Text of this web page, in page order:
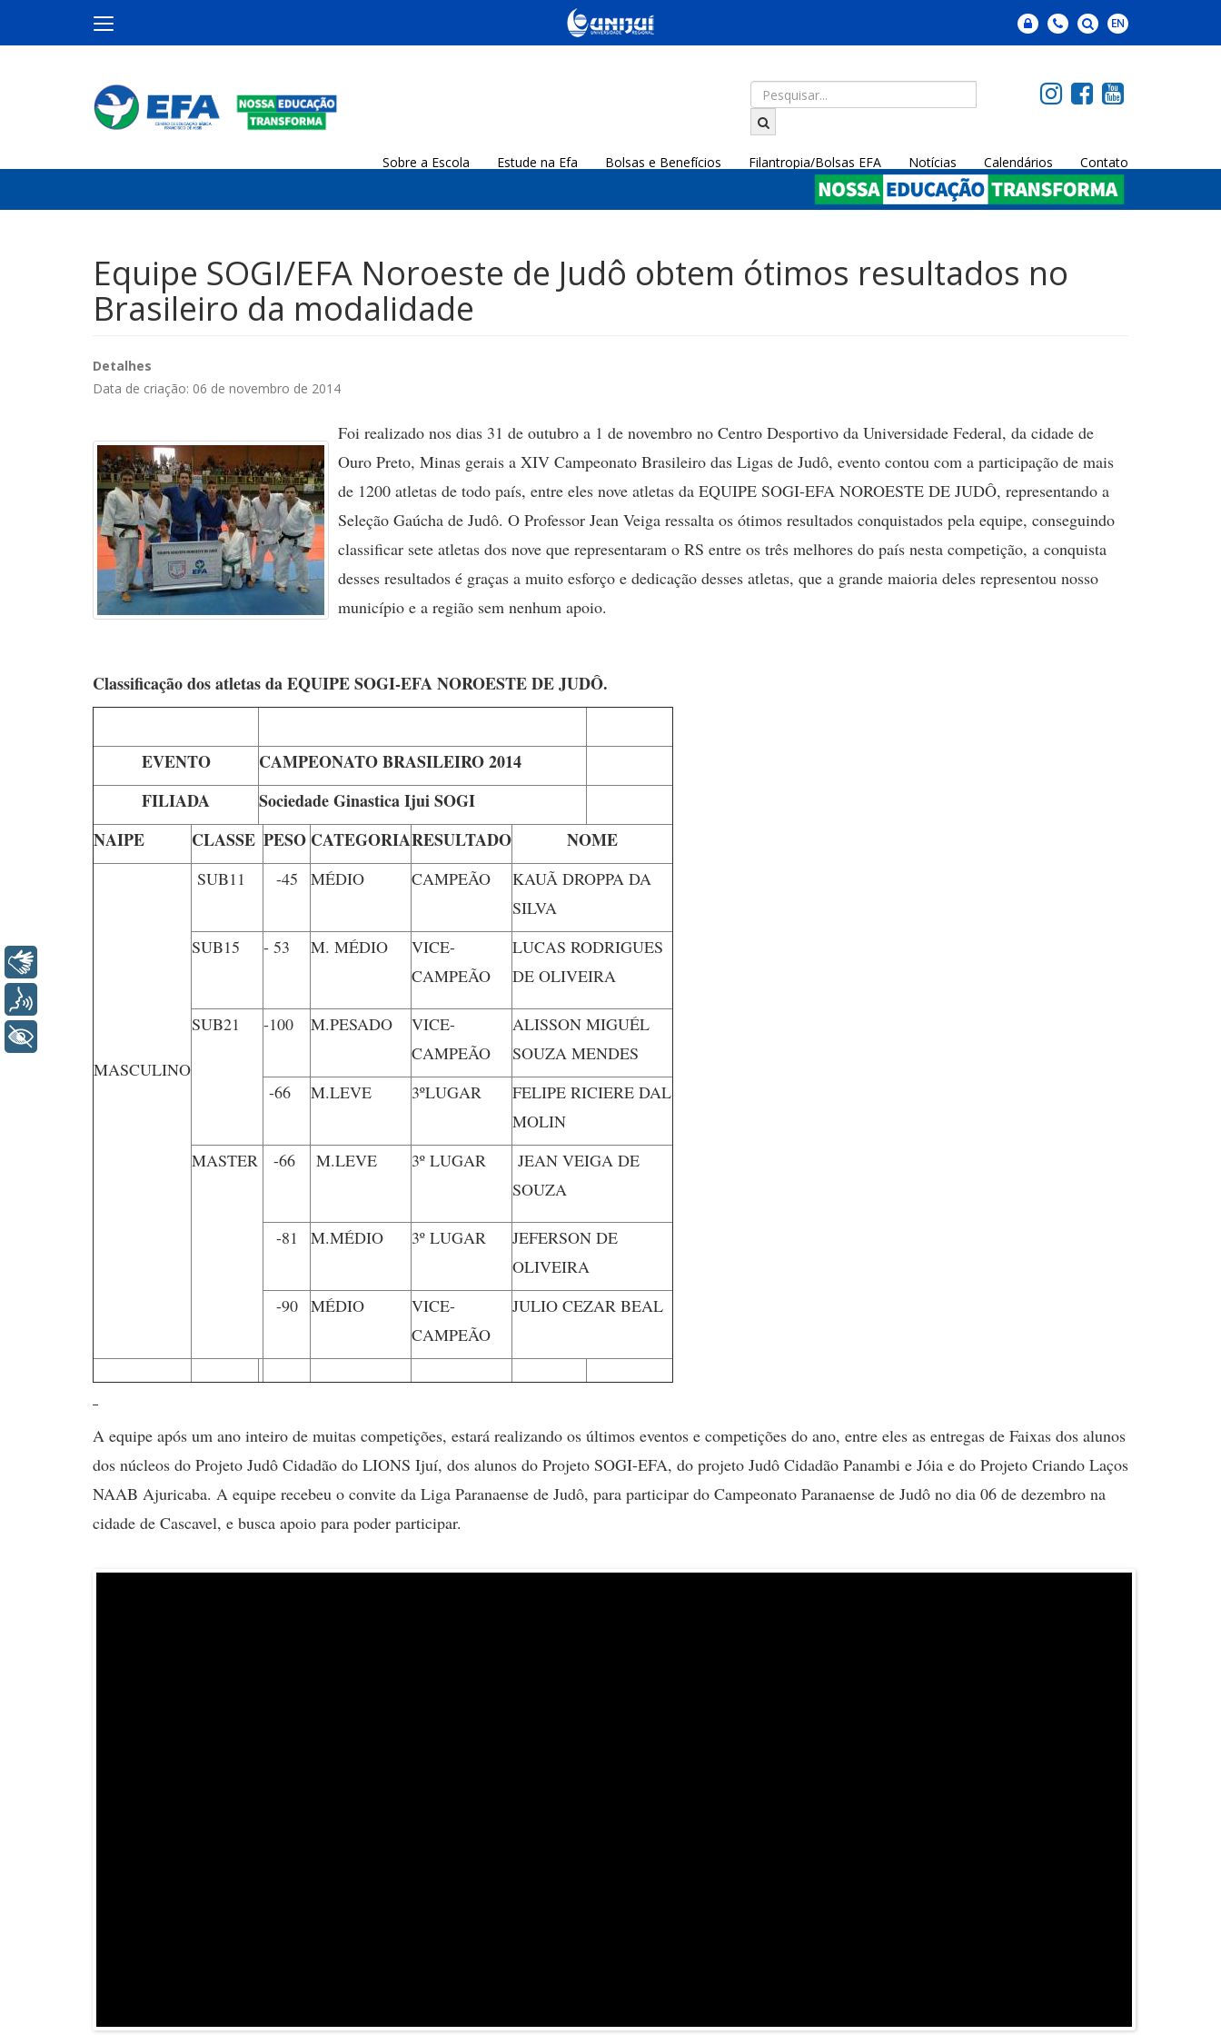
Sobre a Escola Estude na Efa Bolsas e Benefícios Filantropia/Bolsas EFA Notícias Calendários Contato
Equipe SOGI/EFA Noroeste de Judô obtem ótimos resultados no
Brasileiro da modalidade
Detalhes
Data de criação: 06 de novembro de 2014
Foi realizado nos dias 31 de outubro a 1 de novembro no Centro Desportivo da Universidade Federal, da cidade de
Ouro Preto, Minas gerais a XIV Campeonato Brasileiro das Ligas de Judô, evento contou com a participação de mais
de 1200 atletas de todo país, entre eles nove atletas da EQUIPE SOGI-EFA NOROESTE DE JUDÔ, representando a
Seleção Gaúcha de Judô. O Professor Jean Veiga ressalta os ótimos resultados conquistados pela equipe, conseguindo
classificar sete atletas dos nove que representaram o RS entre os três melhores do país nesta competição, a conquista
desses resultados é graças a muito esforço e dedicação desses atletas, que a grande maioria deles representou nosso
município e a região sem nenhum apoio.
Classificação dos atletas da EQUIPE SOGI-EFA NOROESTE DE JUDÔ.
EVENTO
CAMPEONATO BRASILEIRO 2014
FILIADA
Sociedade Ginastica Ijui SOGI
NAIPE
CLASSE PESO CATEGORIARESULTADO NOME
MASCULINO
SUB11 -45 MÉDIO CAMPEÃO
KAUÃ DROPPA DA
SILVA
SUB15
- 53 M. MÉDIO
VICE-
CAMPEÃO
LUCAS RODRIGUES
DE OLIVEIRA
SUB21 -100 M.PESADO
VICE-
CAMPEÃO
ALISSON MIGUÉL
SOUZA MENDES
-66
M.LEVE 3ºLUGAR
FELIPE RICIERE DAL
MOLIN
MASTER
-66 M.LEVE 3º LUGAR
JEAN VEIGA DE
SOUZA
-81 M.MÉDIO 3º LUGAR
JEFERSON DE
OLIVEIRA
-90
MÉDIO
VICE-
CAMPEÃO
JULIO CEZAR BEAL
A equipe após um ano inteiro de muitas competições, estará realizando os últimos eventos e competições do ano, entre eles as entregas de Faixas dos alunos
dos núcleos do Projeto Judô Cidadão do LIONS Ijuí, dos alunos do Projeto SOGI-EFA, do projeto Judô Cidadão Panambi e Jóia e do Projeto Criando Laços
NAAB Ajuricaba. A equipe recebeu o convite da Liga Paranaense de Judô, para participar do Campeonato Paranaense de Judô no dia 06 de dezembro na
cidade de Cascavel, e busca apoio para poder participar.